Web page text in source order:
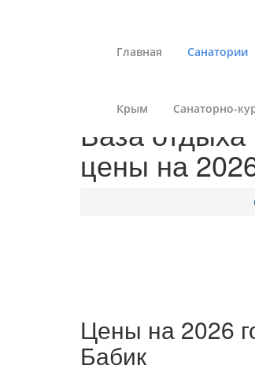
Главная Санатории
Крым Санаторно-
База
цены на
Цены на 2026
Бабик